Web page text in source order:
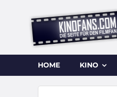
HOME KINO